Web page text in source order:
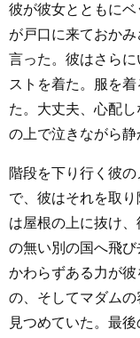
彼が彼女とともに
が戸口に来ておか
言った。彼はさら
ストを着た。服を
た。大丈夫、心配
の上で泣きながら静
階段を下り行く彼
で、彼はそれを取
は屋根の上に抜け
の無い別の国へ飛
かわらずある力が
の、そしてマダム
見つめていた。最